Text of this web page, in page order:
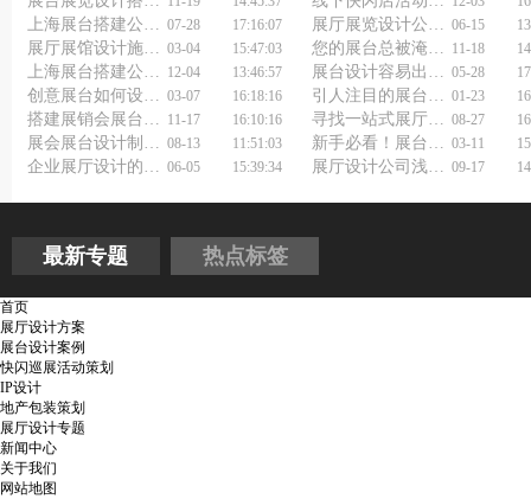
上海展台搭建公司浅谈展馆展会设计搭建 07-28 17:16:07 展厅展览设计公司浅谈展厅设计搭建 06-15
展厅展馆设计施工重点 03-04 15:47:03 您的展台总被淹没？展览会展台搭建公司有妙招！ 11-18
上海展台搭建公司撤展应该注意什么？ 12-04 13:46:57 展台设计容易出的问题 05-28
创意展台如何设计？展会展台展览设计搭建公司来揭秘！ 03-07 16:18:16 引人注目的展台展览设计搭建服务方案如何制定？ 01-23
搭建展销会展台如何避免踩坑？ 11-17 16:10:16 寻找一站式展厅设计解决方案？上海展厅设计供应商全搞定！ 08-27
展会展台设计制作搭建公司如何选择？ 08-13 11:51:03 新手必看！展台展览搭建价格怎么算才不被坑？ 03-11
企业展厅设计的需求 06-05 15:39:34 展厅设计公司浅谈民宿设计 09-17
最新专题 热点标签
首页
展厅设计方案
展台设计案例
快闪巡展活动策划
IP设计
地产包装策划
展厅设计专题
新闻中心
关于我们
网站地图